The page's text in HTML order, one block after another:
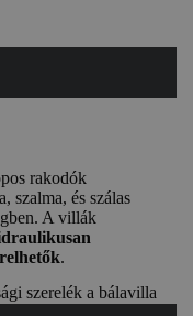
rakodók
szalma, és szálas
A villák
.